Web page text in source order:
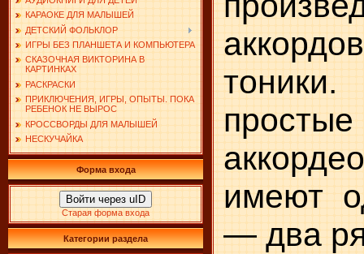
КАРАОКЕ ДЛЯ МАЛЫШЕЙ
ДЕТСКИЙ ФОЛЬКЛОР
ИГРЫ БЕЗ ПЛАНШЕТА И КОМПЬЮТЕРА
СКАЗОЧНАЯ ВИКТОРИНА В
КАРТИНКАХ
РАСКРАСКИ
ПРИКЛЮЧЕНИЯ, ИГРЫ, ОПЫТЫ. ПОКА
РЕБЕНОК НЕ ВЫРОС
КРОССВОРДЫ ДЛЯ МАЛЫШЕЙ
НЕСКУЧАЙКА
Форма входа
Войти через uID
Старая форма входа
Категории раздела
имеют
— два